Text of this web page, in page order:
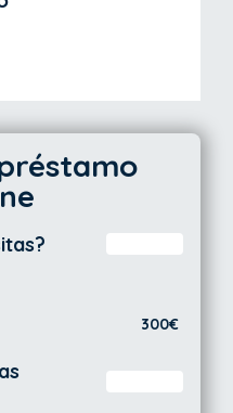
300€